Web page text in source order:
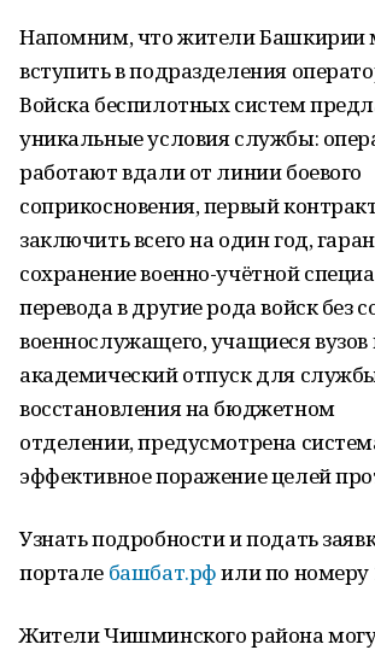
Напомним, что жители Башкирии
вступить в подразделения
Войска беспилотных систем
уникальные условия службы:
работают вдали от линии боевого
соприкосновения, первый
заключить всего на один год,
сохранение военно-учётной
перевода в другие рода войск без
военнослужащего, учащиеся вузов
академический отпуск для
восстановления на бюджетном
отделении, предусмотрена
эффективное поражение целей
Узнать подробности и подать
портале башбат.рфили по номеру
Жители Чишминского района